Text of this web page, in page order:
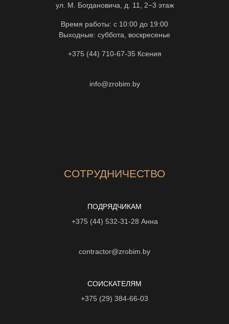
ул. М. Богдановича, д. 11, 2−3 этаж
Время работы: с 10:00 до 19:00
Выходные: суббота, воскресенье
+375 (44) 710-67-35 Ксения
info@zrobim.by
СОТРУДНИЧЕСТВО
ПОДРЯДЧИКАМ
+375 (44) 532-31-28 Анна
contractor@zrobim.by
СОИСКАТЕЛЯМ
+375 (29) 384-66-03